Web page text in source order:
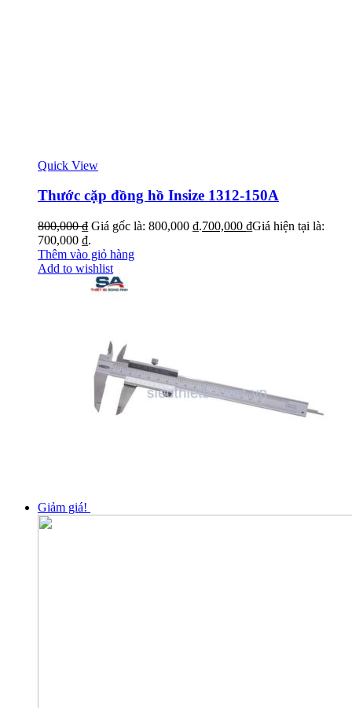
Quick View
Thước cặp đồng hồ Insize 1312-150A
800,000₫ Giá gốc là: 800,000 ₫.700,000 ₫Giá hiện tại là:
700,000 ₫.
Thêm vào giỏ hàng
Add to wishlist
Giảm giá!